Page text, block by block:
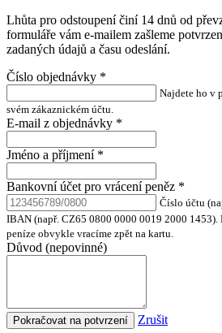
Lhůta pro odstoupení činí 14 dnů od
formuláře vám e-mailem zašleme
zadaných údajů a času odeslání.
Číslo objednávky *
Najdete ho v
svém zákaznickém účtu.
E-mail z objednávky *
Jméno a příjmení *
Bankovní účet pro vrácení peněz *
Číslo účtu
IBAN (např. CZ65 0800 0000 0019 2000 1453).
peníze obvykle vracíme zpět na kartu.
Důvod (nepovinné)
Pokračovat na potvrzení Zrušit